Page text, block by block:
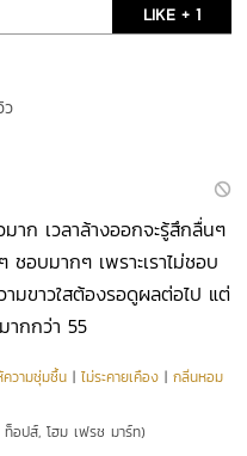
LIKE + 1
ก เวลาล้างออกจะรู้สึกลื่นๆ
อบมากๆ เพราะเราไม่ชอบ
มขาวใสต้องรอดูผลต่อไป แต่
ากกว่า 55
ความชุ่มชื้น |ไม่ระคายเคือง |กลิ่นหอม
ท็อปส์, โฮม เฟรช มาร์ท)